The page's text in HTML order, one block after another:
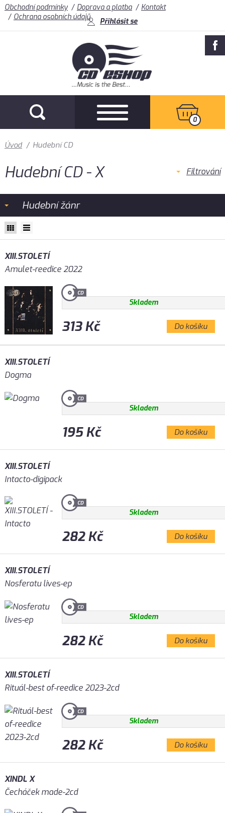
Obchodní podmínky Doprava a platba
Kontakt
Ochrana osobních údajů
Přihlásit se
0
Úvod / Hudební CD
Hudební CD - X Filtrování
Hudební žánr
XIII.STOLETÍ
Amulet-reedice 2022
Skladem
313 Kč Do košíku
XIII.STOLETÍ
Dogma
Skladem
195 Kč Do košíku
XIII.STOLETÍ
Intacto-digipack
Skladem
282 Kč Do košíku
XIII.STOLETÍ
Nosferatu lives-ep
Skladem
282 Kč Do košíku
XIII.STOLETÍ
Rituál-best of-reedice 2023-2cd
Skladem
282 Kč Do košíku
XINDL X
Čecháček made-2cd